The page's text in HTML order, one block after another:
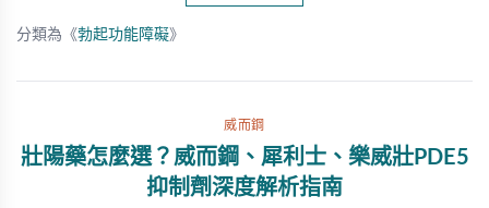
分類為《勃起功能障礙》
威而鋼
壯陽藥怎麼選？威而鋼、犀利士、樂威壯PDE5
抑制劑深度解析指南